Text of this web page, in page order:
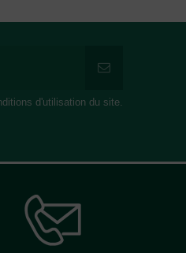
d'utilisation du site.